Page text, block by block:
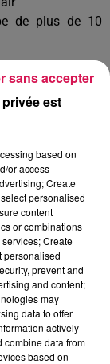
de plus de 10
là. Et que ça ne
est
based on
or access
Create
personalised
content
or combinations
Create
personalised
prevent and
and content;
may
data to offer
actively
combine data from
based on
sans accepter